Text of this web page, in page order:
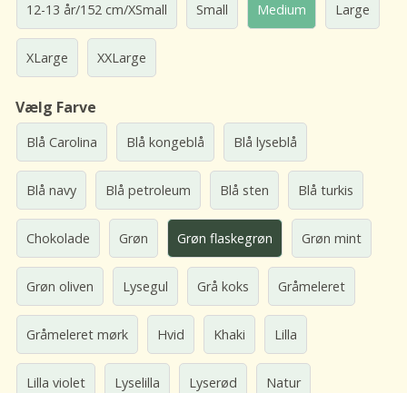
12-13 år/152 cm/XSmall Small Medium Large
XLarge XXLarge
Vælg Farve
Blå Carolina Blå kongeblå Blå lyseblå
Blå navy Blå petroleum Blå sten Blå turkis
Chokolade Grøn Grøn flaskegrøn Grøn mint
Grøn oliven Lysegul Grå koks Gråmeleret
Gråmeleret mørk Hvid Khaki Lilla
Lilla violet Lyselilla Lyserød Natur